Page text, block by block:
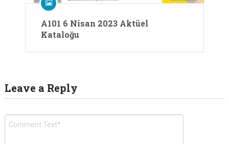
A101 6 Nisan 2023 Aktüel
Kataloğu
Leave a Reply